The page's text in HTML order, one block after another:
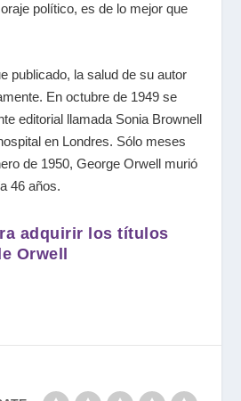
político, es de lo mejor que
publicado, la salud de su autor
En octubre de 1949 se
editorial llamada Sonia Brownell
en Londres. Sólo meses
de 1950, George Orwell murió
46 años.
adquirir los títulos
Orwell